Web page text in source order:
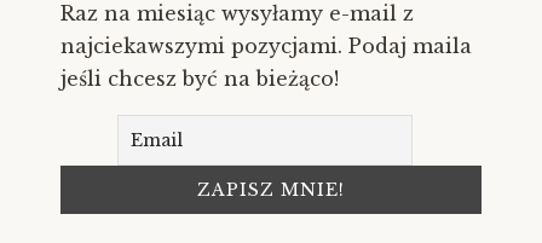
Raz na miesiąc wysyłamy e-mail z
najciekawszymi pozycjami. Podaj maila
jeśli chcesz być na bieżąco!